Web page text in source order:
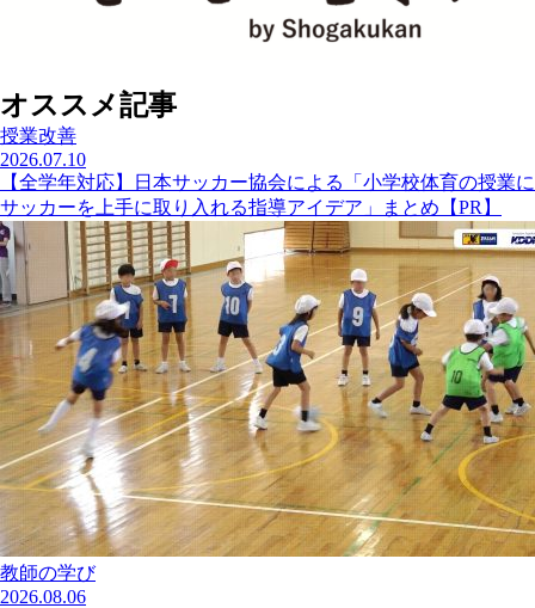
オススメ記事
授業改善
2026.07.10
【全学年対応】日本サッカー協会による「小学校体育の授業に
サッカーを上手に取り入れる指導アイデア」まとめ【PR】
教師の学び
2026.08.06